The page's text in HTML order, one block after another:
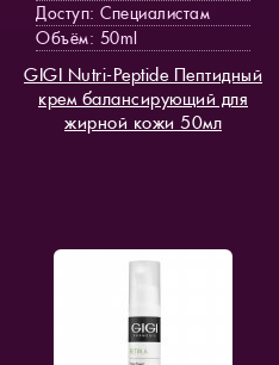
Доступ: Специалистам
Объём: 50ml
GIGI Nutri-Peptide Пептидный
крем балансирующий для
жирной кожи 50мл